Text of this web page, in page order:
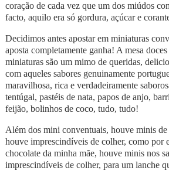
coração de cada vez que um dos miúdos
facto, aquilo era só gordura, açúcar e
Decidimos antes apostar em miniaturas
aposta completamente ganha! A mesa
miniaturas são um mimo de queridas,
com aqueles sabores genuinamente
maravilhosa, rica e verdadeiramente
tentúgal, pastéis de nata, papos de anjo,
feijão, bolinhos de coco, tudo, tudo!
Além dos mini conventuais, houve minis de
houve imprescindíveis de colher, como por
chocolate da minha mãe, houve minis nos
imprescindíveis de colher, para um lanche